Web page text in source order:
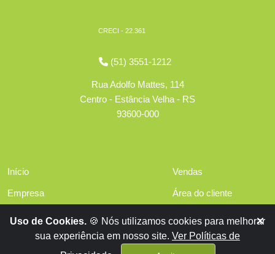
CRECI - 22.361
(51) 3551-1212
Rua Adolfo Mattes, 114
Centro - Estância Velha - RS
93600-000
Início
Empresa
Financiamentos
Vendas
Área do cliente
Contato
Uso de Cookies. 🍪 Nós utilizamos cookies para melhorar
sua experiência em nosso site. Ver Políticas de